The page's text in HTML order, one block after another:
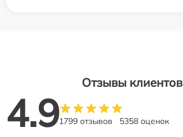
Отзывы клиентов
4.91799 отзывов 5358 оценок